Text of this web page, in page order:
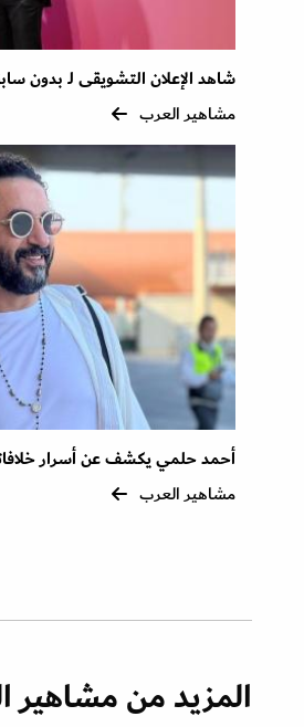
شاهد الإعلان التشويقى لـ بدون
مشاهير العرب
أحمد حلمي يكشف عن أسرار
مشاهير العرب
المزيد من مشاهير